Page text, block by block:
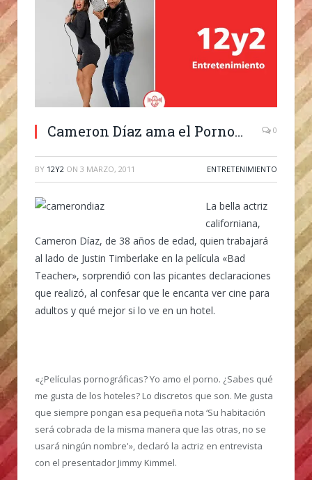
Cameron Díaz ama el Porno… 0
BY 12Y2 ON 3 MARZO, 2011 ENTRETENIMIENTO
La bella actriz
californiana,
Cameron Díaz, de 38 años de edad, quien trabajará
al lado de Justin Timberlake en la película «Bad
Teacher», sorprendió con las picantes declaraciones
que realizó, al confesar que le encanta ver cine para
adultos y qué mejor si lo ve en un hotel.
«¿Películas pornográficas? Yo amo el porno. ¿Sabes qué
me gusta de los hoteles? Lo discretos que son. Me gusta
que siempre pongan esa pequeña nota ‘Su habitación
será cobrada de la misma manera que las otras, no se
usará ningún nombre'», declaró la actriz en entrevista
con el presentador Jimmy Kimmel.